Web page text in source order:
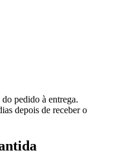
pedido à entrega.
depois de receber o